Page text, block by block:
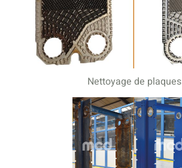
Nettoyage de plaques